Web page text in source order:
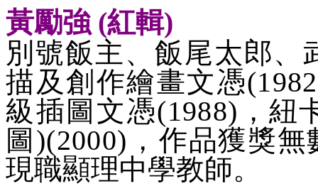
黃勵強 (紅輯)
別號飯主、飯尾太郎、
描及創作繪畫文憑
級插圖文憑(1988)，紐
圖)(2000)，作品獲獎無
現職顯理中學教師。